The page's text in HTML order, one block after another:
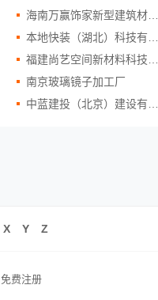
南京玻璃镜子加工厂
X Y Z
免费注册